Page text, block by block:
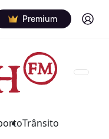
Premium Log in
Trânsito